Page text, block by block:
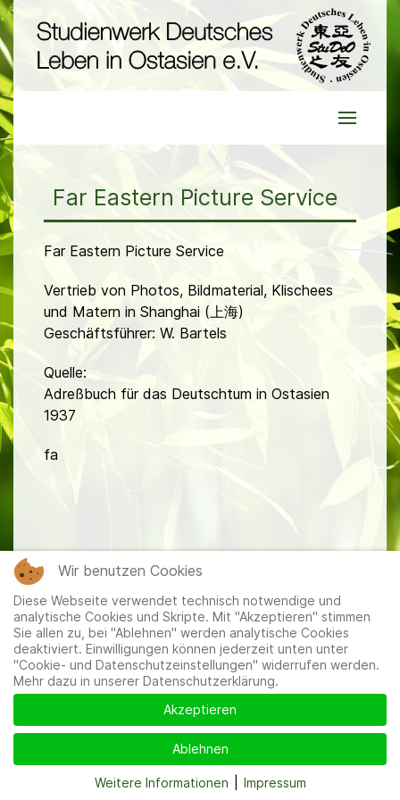
Far Eastern Picture Service
Far Eastern Picture Service
Vertrieb von Photos, Bildmaterial, Klischees
und Matern in Shanghai (上海)
Geschäftsführer: W. Bartels
Quelle:
Adreßbuch für das Deutschtum in Ostasien
1937
fa
und Datenschutzeinstellungen
Wir benutzen Cookies
Diese Webseite verwendet technisch notwendige und
analytische Cookies und Skripte. Mit "Akzeptieren" stimmen
Sie allen zu, bei "Ablehnen" werden analytische Cookies
deaktiviert. Einwilligungen können jederzeit unten unter
"Cookie- und Datenschutzeinstellungen" widerrufen werden.
Mehr dazu in unserer Datenschutzerklärung.
Akzeptieren
Ablehnen
Weitere Informationen Impressum